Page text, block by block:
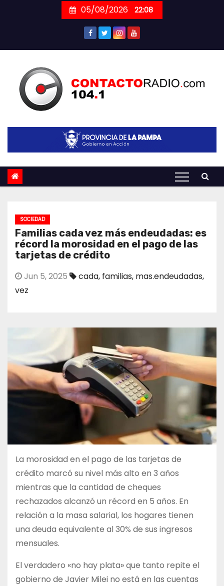
05/08/2026 22:08
SOCIEDAD
Familias cada vez más endeudadas: es
récord la morosidad en el pago de las
tarjetas de crédito
Jun 5, 2025 cada, familias, mas.endeudadas,
vez
La morosidad en el pago de las tarjetas de
crédito marcó su nivel más alto en 3 años
mientras que la cantidad de cheques
rechazados alcanzó un récord en 5 años. En
relación a la masa salarial, los hogares tienen
una deuda equivalente al 30% de sus ingresos
mensuales.
El verdadero «no hay plata» que tanto repite el
gobierno de Javier Milei no está en las cuentas